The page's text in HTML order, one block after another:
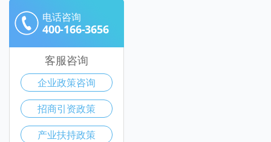
电话咨询
400-166-3656
客服咨询
企业政策咨询
招商引资政策
产业扶持政策